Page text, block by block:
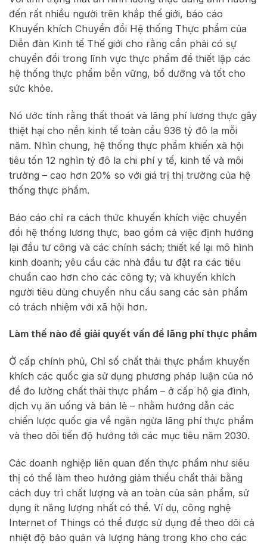
đến rất nhiều người trên khắp thế giới, báo cáo
Khuyến khích Chuyển đổi Hệ thống Thực phẩm của
Diễn đàn Kinh tế Thế giới cho rằng cần phải có sự
chuyển đổi trong lĩnh vực thực phẩm để thiết lập các
hệ thống thực phẩm bền vững, bổ dưỡng và tốt cho
sức khỏe.
Nó ước tính rằng thất thoát và lãng phí lương thực gây
thiệt hại cho nền kinh tế toàn cầu 936 tỷ đô la mỗi
năm. Nhìn chung, hệ thống thực phẩm khiến xã hội
tiêu tốn 12 nghìn tỷ đô la chi phí y tế, kinh tế và môi
trường – cao hơn 20% so với giá trị thị trường của hệ
thống thực phẩm.
Báo cáo chỉ ra cách thức khuyến khích việc chuyển
đổi hệ thống lương thực, bao gồm cả việc định hướng
lại đầu tư công và các chính sách; thiết kế lại mô hình
kinh doanh; yêu cầu các nhà đầu tư đặt ra các tiêu
chuẩn cao hơn cho các công ty; và khuyến khích
người tiêu dùng chuyển nhu cầu sang các sản phẩm
có trách nhiệm với xã hội hơn.
Làm thế nào để giải quyết vấn đề lãng phí thực phẩm
Ở cấp chính phủ, Chỉ số chất thải thực phẩm khuyến
khích các quốc gia sử dụng phương pháp luận của nó
để đo lường chất thải thực phẩm – ở cấp hộ gia đình,
dịch vụ ăn uống và bán lẻ – nhằm hướng dẫn các
chiến lược quốc gia về ngăn ngừa lãng phí thực phẩm
và theo dõi tiến độ hướng tới các mục tiêu năm 2030.
Các doanh nghiệp liên quan đến thực phẩm như siêu
thị có thể làm theo hướng giảm thiểu chất thải bằng
cách duy trì chất lượng và an toàn của sản phẩm, sử
dụng ít năng lượng nhất có thể. Ví dụ, công nghệ
Internet of Things có thể được sử dụng để theo dõi cả
nhiệt độ bảo quản và lượng hàng trong kho cho các